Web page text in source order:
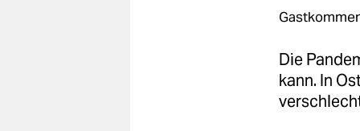
Die
kann. In